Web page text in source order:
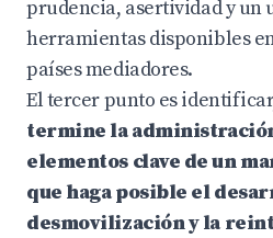
prudencia, asertividad y un
herramientas disponibles
países mediadores.
El tercer punto es
termine la
elementos clave de un
que haga posible el
desmovilización y la